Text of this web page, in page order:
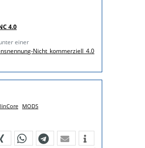
4.0
einer
Nicht kommerziell 4.0
MODS